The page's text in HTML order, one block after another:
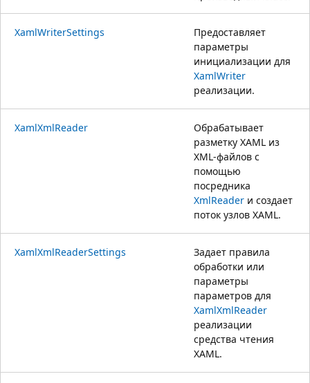
XamlWriterSettings
Предоставляет
параметры
инициализации для
XamlWriter
реализации.
XamlXmlReader
Обрабатывает
разметку XAML из
XML-файлов с
помощью
посредника
XmlReader и создает
поток узлов XAML.
XamlXmlReaderSettings
Задает правила
обработки или
параметры
параметров для
XamlXmlReader
реализации
средства чтения
XAML.